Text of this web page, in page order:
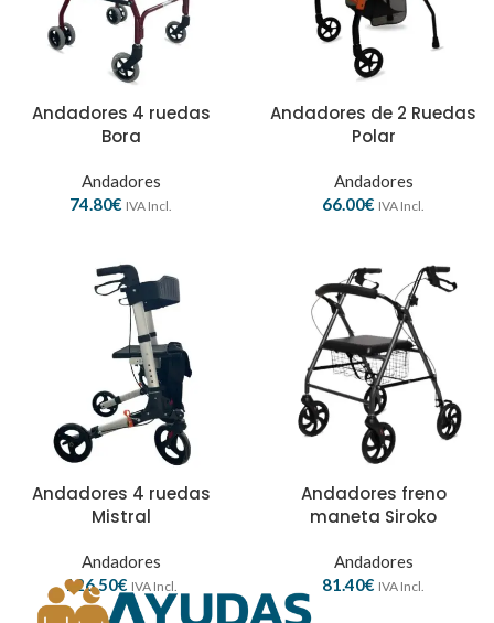
Andadores 4 ruedas
Bora
Andadores
74.80€ IVA Incl.
Andadores de 2 Ruedas
Polar
Andadores
66.00€ IVA Incl.
Andadores 4 ruedas
Mistral
Andadores
126.50€ IVA Incl.
Andadores freno
maneta Siroko
Andadores
81.40€ IVA Incl.